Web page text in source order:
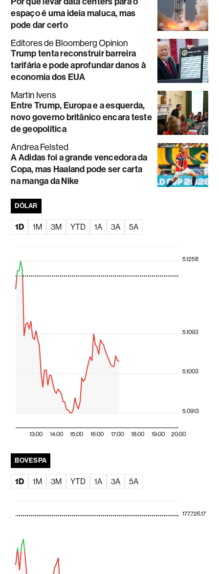
espaço é uma ideia maluca, mas
pode dar certo
Editores de Bloomberg Opinion
Trump tenta reconstruir barreira
tarifária e pode aprofundar danos à
economia dos EUA
Martin Ivens
Entre Trump, Europa e a esquerda,
novo governo britânico encara teste
de geopolítica
Andrea Felsted
A Adidas foi a grande vencedora da
Copa, mas Haaland pode ser carta
na manga da Nike
DÓLAR
1D 1M 3M YTD 1A 3A 5A
13:00 14:00 15:00 16:00 17:00 18:00 19:00 20:00
5.0913
5.1003
5.1093
5.1258
BOVESPA
1D 1M 3M YTD 1A 3A 5A
177,726.17